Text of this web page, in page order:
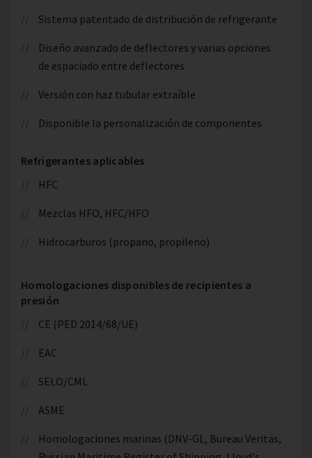
Sistema patentado de distribución de refrigerante
Diseño avanzado de deflectores y varias opciones
de espaciado entre deflectores
Versión con haz tubular extraíble
Disponible la personalización de componentes
Refrigerantes aplicables
HFC
Mezclas HFO, HFC/HFO
Hidrocarburos (propano, propileno)
Homologaciones disponibles de recipientes a
presión
CE (PED 2014/68/UE)
EAC
SELO/CML
ASME
Homologaciones marinas (DNV-GL, Bureau Veritas,